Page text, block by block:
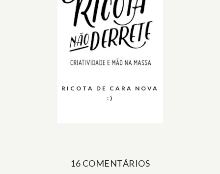
RICOTA DE CARA NOVA
:)
16 COMENTÁRIOS